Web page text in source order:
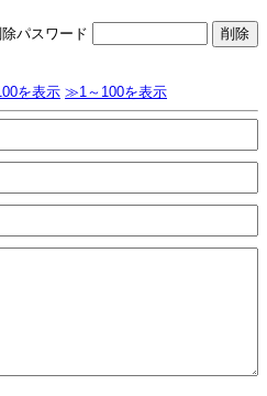
パスワード
を表示 ≫1～100を表示